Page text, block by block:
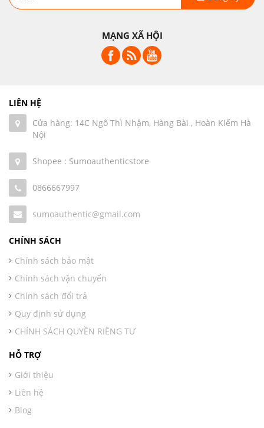
MẠNG XÃ HỘI
LIÊN HỆ
Cửa hàng: 14C Ngô Thì Nhậm, Hàng Bài , Hoàn Kiếm Hà
Nội
Shopee : Sumoauthenticstore
0866667997
sumoauthentic@gmail.com
CHÍNH SÁCH
Chính sách bảo mật
Chính sách vận chuyển
Chính sách đổi trả
Quy định sử dụng
CHÍNH SÁCH QUYỀN RIÊNG TƯ
HỖ TRỢ
Giới thiệu
Liên hệ
Blog